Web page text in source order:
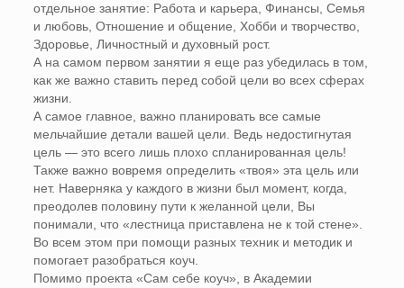
отдельное занятие: Работа и карьера, Финансы, Семья
и любовь, Отношение и общение, Хобби и творчество,
Здоровье, Личностный и духовный рост.
А на самом первом занятии я еще раз убедилась в том,
как же важно ставить перед собой цели во всех сферах
жизни.
А самое главное, важно планировать все самые
мельчайшие детали вашей цели. Ведь недостигнутая
цель — это всего лишь плохо спланированная цель!
Также важно вовремя определить «твоя» эта цель или
нет. Наверняка у каждого в жизни был момент, когда,
преодолев половину пути к желанной цели, Вы
понимали, что «лестница приставлена не к той стене».
Во всем этом при помощи разных техник и методик и
помогает разобраться коуч.
Помимо проекта «Сам себе коуч», в Академии